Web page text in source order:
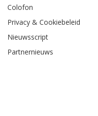
Colofon
Privacy & Cookiebeleid
Nieuwsscript
Partnernieuws